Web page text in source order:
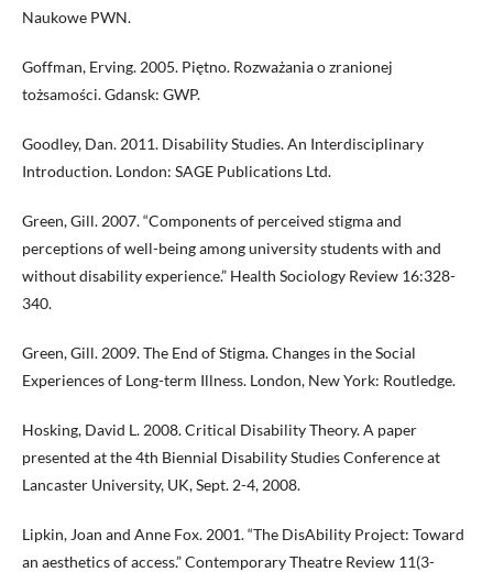
Naukowe PWN.
Goffman, Erving. 2005. Piętno. Rozważania o zranionej
tożsamości. Gdansk: GWP.
Goodley, Dan. 2011. Disability Studies. An Interdisciplinary
Introduction. London: SAGE Publications Ltd.
Green, Gill. 2007. “Components of perceived stigma and
perceptions of well-being among university students with and
without disability experience.” Health Sociology Review 16:328-
340.
Green, Gill. 2009. The End of Stigma. Changes in the Social
Experiences of Long-term Illness. London, New York: Routledge.
Hosking, David L. 2008. Critical Disability Theory. A paper
presented at the 4th Biennial Disability Studies Conference at
Lancaster University, UK, Sept. 2-4, 2008.
Lipkin, Joan and Anne Fox. 2001. “The DisAbility Project: Toward
an aesthetics of access.” Contemporary Theatre Review 11(3-